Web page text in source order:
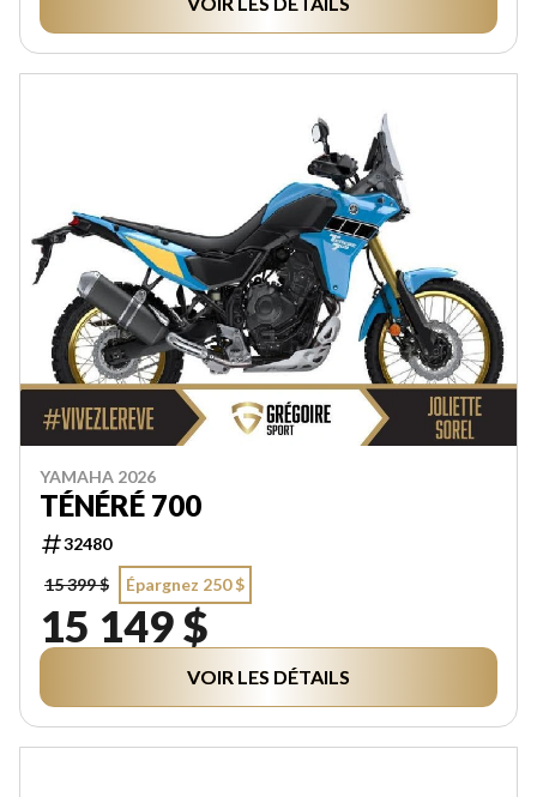
YAMAHA 2026
TÉNÉRÉ 700
32480
15 399 $
Épargnez 250 $
15 149 $
VOIR LES DÉTAILS